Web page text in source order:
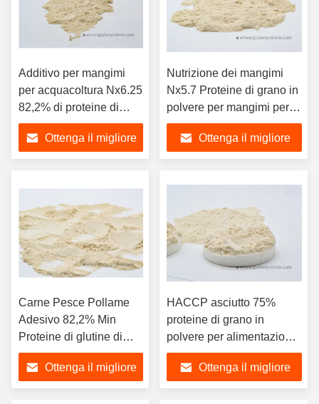
Additivo per mangimi
per acquacoltura Nx6.25
82,2% di proteine di
grano in polvere
Ottenga il migliore
Nutrizione dei mangimi
Nx5.7 Proteine di grano in
polvere per mangimi per
acquacoltura
Ottenga il migliore
Carne Pesce Pollame
Adesivo 82,2% Min
Proteine di glutine di
grano
Ottenga il migliore
HACCP asciutto 75%
proteine di grano in
polvere per alimentazione
animale
Ottenga il migliore